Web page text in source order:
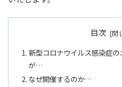
目次
新型コロナウイルス感染症
が…
なぜ開催するのか…